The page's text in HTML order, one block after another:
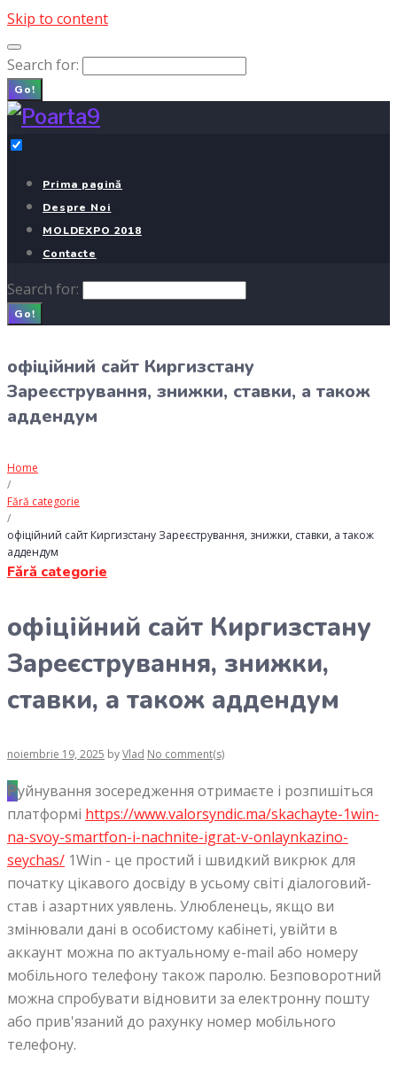
Skip to content
Search for:
Go!
Prima pagină
Despre Noi
MOLDEXPO 2018
Contacte
Search for:
Go!
офіційний сайт Киргизстану
Зареєстрування, знижки, ставки, а також
аддендум
Home
/
Fără categorie
/
офіційний сайт Киргизстану Зареєстрування, знижки, ставки, а також
аддендум
Fără categorie
офіційний сайт Киргизстану
Зареєстрування, знижки,
ставки, а також аддендум
noiembrie 19, 2025 byVlad No comment(s)
Руйнування зосередження отримаєте і розпишіться
платформі https://www.valorsyndic.ma/skachayte-1win-
na-svoy-smartfon-i-nachnite-igrat-v-onlaynkazino-
seychas/ 1Win - це простий і швидкий викрюк для
початку цікавого досвіду в усьому світі діалоговий-
став і азартних уявлень. Улюбленець, якщо ви
змінювали дані в особистому кабінеті, увійти в
аккаунт можна по актуальному e-mail або номеру
мобільного телефону також паролю. Безповоротний
можна спробувати відновити за електронну пошту
або прив'язаний до рахунку номер мобільного
телефону.